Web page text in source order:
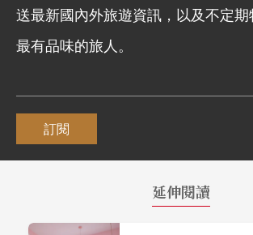
送最新國內外旅遊資訊，以及不定
最有品味的旅人。
訂閱
延伸閱讀